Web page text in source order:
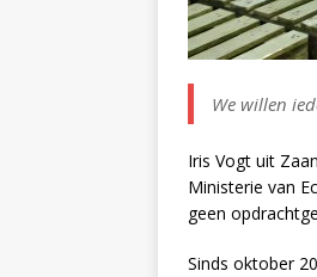
We willen
Iris Vogt uit
Ministerie van
geen
Sinds oktober